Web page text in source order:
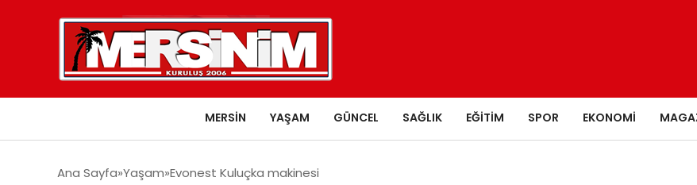
MERSIN YAŞAM GÜNCEL SAĞLIK EĞITIM SPOR EKONOMI
Ana Sayfa Yaşam Evonest Kuluçka makinesi